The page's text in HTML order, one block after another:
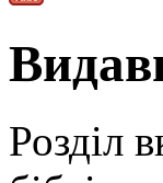
Розділ